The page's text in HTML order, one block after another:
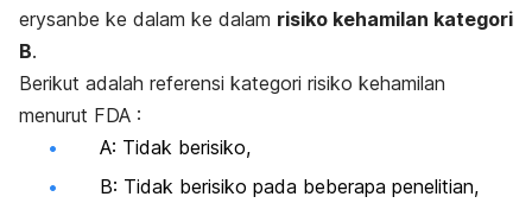
erysanbe ke dalam ke dalam risiko kehamilan kategori
B.
Berikut adalah referensi kategori risiko kehamilan
menurut FDA :
A: Tidak berisiko,
B: Tidak berisiko pada beberapa penelitian,